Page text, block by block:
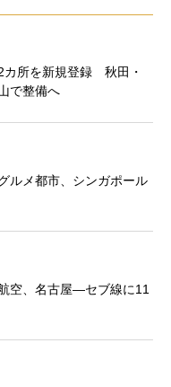
カ所を新規登録 秋田・
で整備へ
メ都市、シンガポール
空、名古屋―セブ線に11